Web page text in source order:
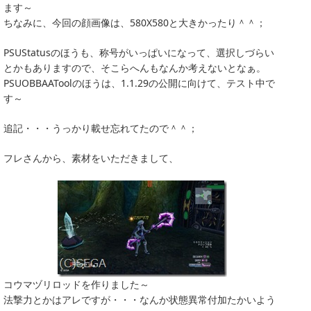
ます～
ちなみに、今回の顔画像は、580X580と大きかったり＾＾；
PSUStatusのほうも、称号がいっぱいになって、選択しづらい
とかもありますので、そこらへんもなんか考えないとなぁ。
PSUOBBAAToolのほうは、1.1.29の公開に向けて、テスト中で
す～
追記・・・うっかり載せ忘れてたので＾＾；
フレさんから、素材をいただきまして、
コウマヅリロッドを作りました～
法撃力とかはアレですが・・・なんか状態異常付加たかいよう